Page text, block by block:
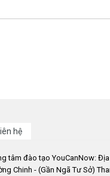
hệ
tâm đào tạo YouCanNow: Địa
Chinh - (Gần Ngã Tư Sở)